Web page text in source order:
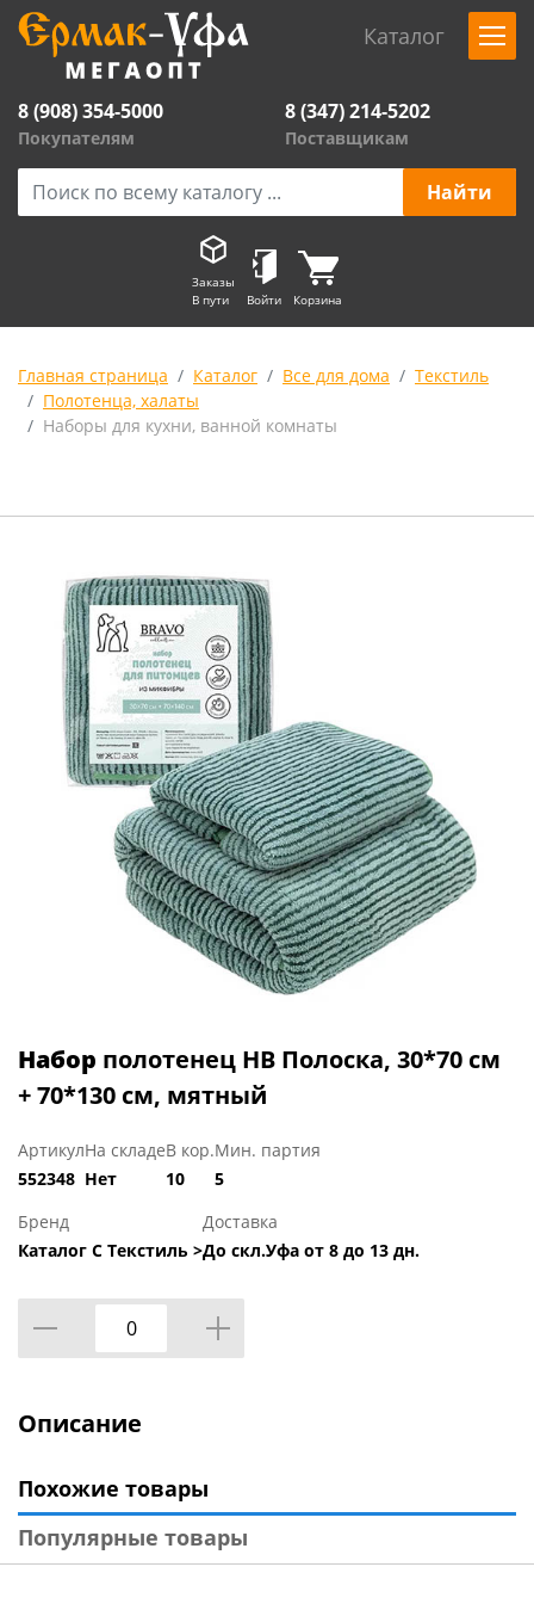
Каталог
8 (908) 354-5000
Покупателям
8 (347) 214-5202
Поставщикам
Заказы
В пути
Войти Корзина
Главная страница Каталог Все для дома
Текстиль
Полотенца, халаты
Наборы для кухни, ванной комнаты
Набор полотенец НВ Полоска, 30*70 см
+ 70*130 см, мятный
Артикул
552348
На складе
Нет
В кор.
10
Мин. партия
5
Бренд
Каталог С Текстиль >
Доставка
До скл.Уфа от 8 до 13 дн.
Описание
Похожие товары
Популярные товары